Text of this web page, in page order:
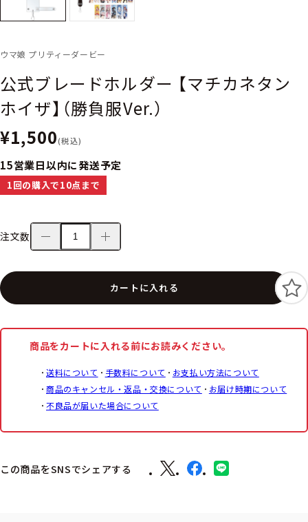
ウマ娘 プリティーダービー
公式ブレードホルダー 【マチカネタン
ホイザ】（勝負服Ver.）
¥1,500(税込)
15営業日以内に発送予定
1回の購入で10点まで
注文数
カートに入れる
商品をカートに入れる前にお読みください。
送料について 手数料について
お支払い方法について
商品のキャンセル・返品・交換について
お届け時期について
不良品が届いた場合について
この商品をSNSでシェアする